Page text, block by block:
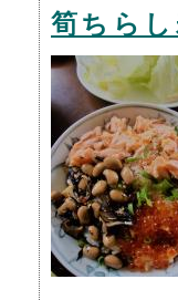
筍ちらし